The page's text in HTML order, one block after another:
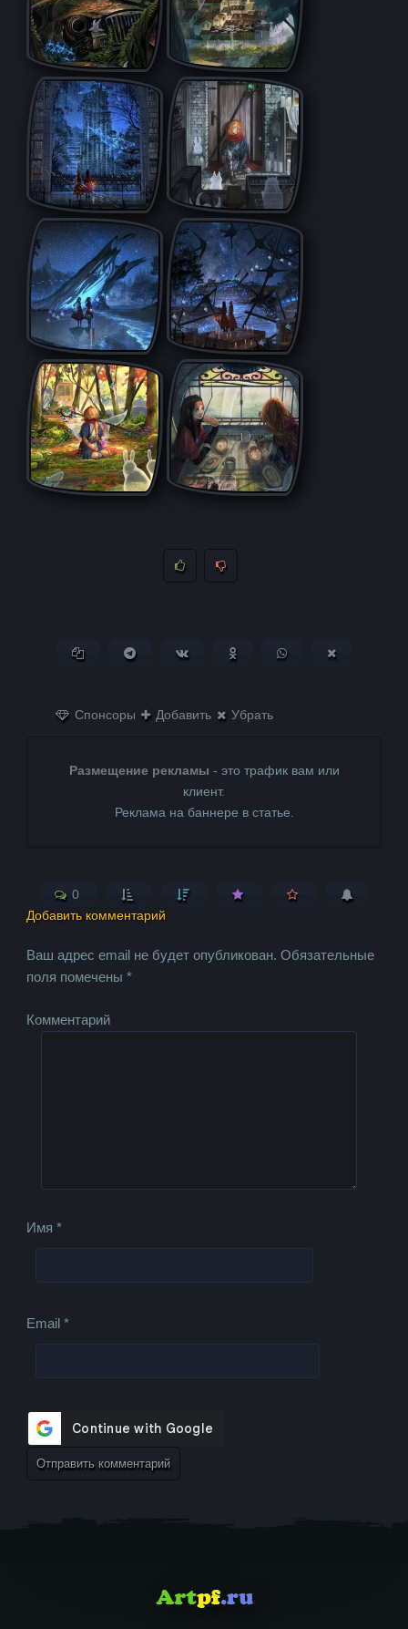
Копировать ссылкуПоделиться в Telegram
Поделиться ВКонтактеПоделиться в
Поделиться в
Спонсоры Добавить Убрать
Размещение рекламы - это трафик вам или
клиент.
Реклама на баннере в статье.
0
Добавить комментарий
Ваш адрес email не будет опубликован. Обязательные
поля помечены*
Комментарий
Имя*
Email*